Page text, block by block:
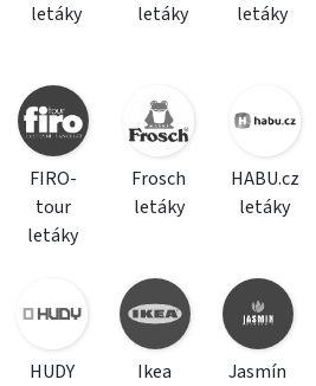
letáky
letáky
letáky
FIRO-
tour
letáky
Frosch
letáky
HABU.cz
letáky
HUDY
Ikea
Jasmín